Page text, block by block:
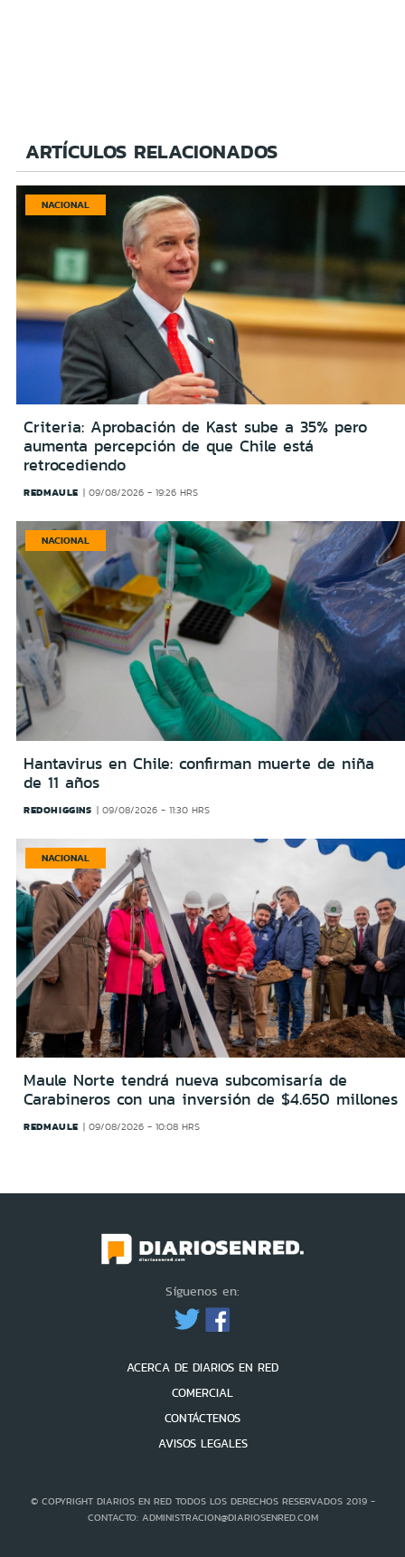
ARTÍCULOS RELACIONADOS
NACIONAL
Criteria: Aprobación de Kast sube a 35% pero
aumenta percepción de que Chile está
retrocediendo
REDMAULE 09/08/2026 - 19:26 HRS
NACIONAL
Hantavirus en Chile: confirman muerte de niña
de 11 años
REDOHIGGINS 09/08/2026 - 11:30 HRS
NACIONAL
Maule Norte tendrá nueva subcomisaría de
Carabineros con una inversión de $4.650 millones
REDMAULE 09/08/2026 - 10:08 HRS
Síguenos en:
ACERCA DE DIARIOS EN RED
COMERCIAL
CONTÁCTENOS
AVISOS LEGALES
© COPYRIGHT DIARIOS EN RED TODOS LOS DERECHOS RESERVADOS 2019 -
CONTACTO: ADMINISTRACION@DIARIOSENRED.COM